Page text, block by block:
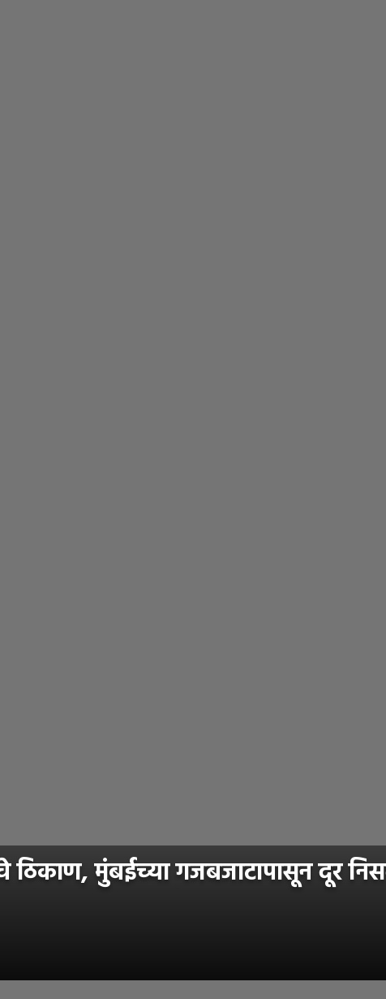
मुंबईच्या गजबजाटापासून दूर